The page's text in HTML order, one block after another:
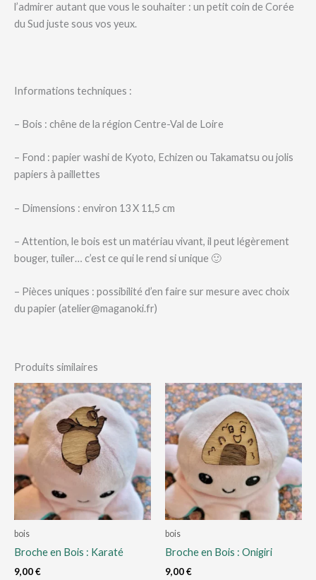
l’admirer autant que vous le souhaiter : un petit coin de Corée
du Sud juste sous vos yeux.
Informations techniques :
– Bois : chêne de la région Centre-Val de Loire
– Fond : papier washi de Kyoto, Echizen ou Takamatsu ou jolis
papiers à paillettes
– Dimensions : environ 13 X 11,5 cm
– Attention, le bois est un matériau vivant, il peut légèrement
bouger, tuiler… c’est ce qui le rend si unique 🙂
– Pièces uniques : possibilité d’en faire sur mesure avec choix
du papier (atelier@maganoki.fr)
Produits similaires
bois
Broche en Bois : Karaté
9,00€
bois
Broche en Bois : Onigiri
9,00€